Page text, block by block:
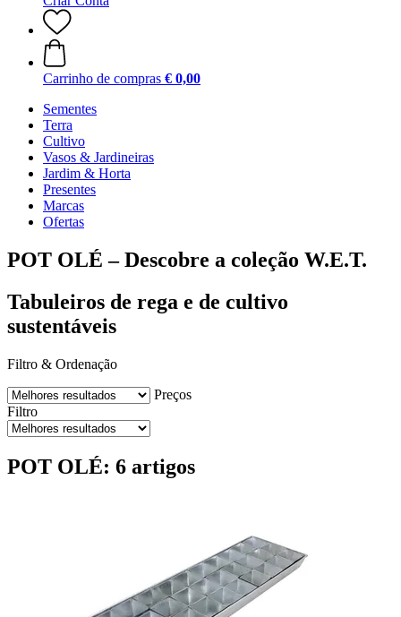
Carrinho de compras € 0,00
Sementes
Terra
Cultivo
Vasos & Jardineiras
Jardim & Horta
Presentes
Marcas
Ofertas
POT OLÉ – Descobre a coleção W.E.T.
Tabuleiros de rega e de cultivo
sustentáveis
Filtro & Ordenação
Preços
Filtro
POT OLÉ: 6 artigos